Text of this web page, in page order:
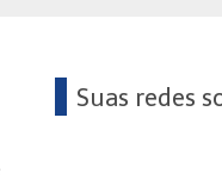
Suas redes